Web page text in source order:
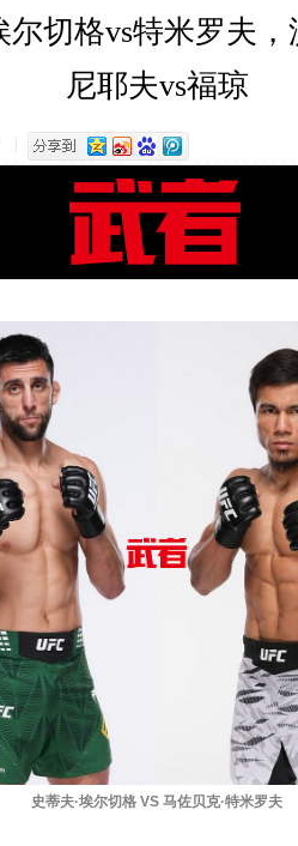
尔切格vs特米罗夫
尼耶夫vs福琼
史蒂夫·埃尔切格 VS 马佐贝克·特米罗夫